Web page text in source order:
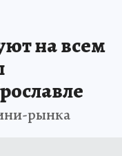
на всем
рынка